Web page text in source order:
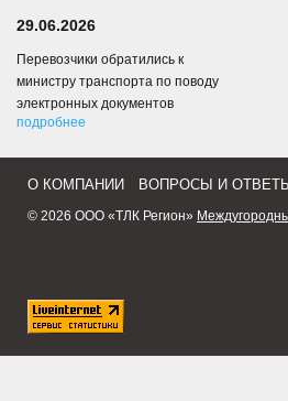
29.06.2026
Перевозчики обратились к
министру транспорта по поводу
электронных документов
подробнее
О КОМПАНИИ ВОПРОСЫ И ОТВЕТЫ
© 2026 ООО «ТЛК Регион»